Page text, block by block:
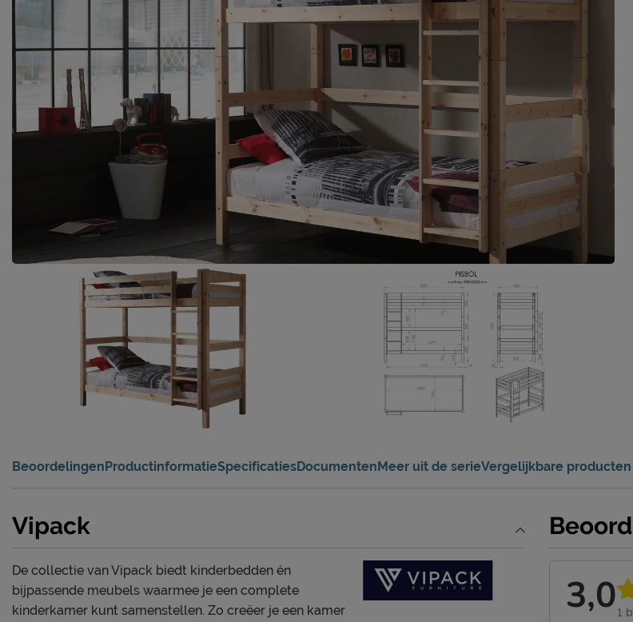
BeoordelingenProductinformatieSpecificatiesDocumentenMeer uit de serieVergelijkbare producten
3,01
Vipack
De collectie van Vipack biedt kinderbedden én
bijpassende meubels waarmee je een complete
kinderkamer kunt samenstellen. Zo creëer je een kamer